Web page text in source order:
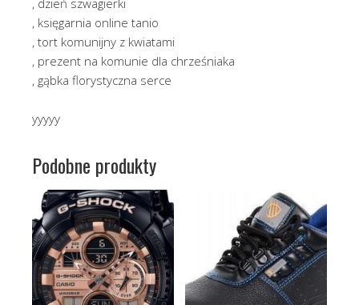
, księgarnia online tanio
, tort komunijny z kwiatami
, prezent na komunie dla chrześniaka
, gąbka florystyczna serce
yyyyy
Podobne produkty